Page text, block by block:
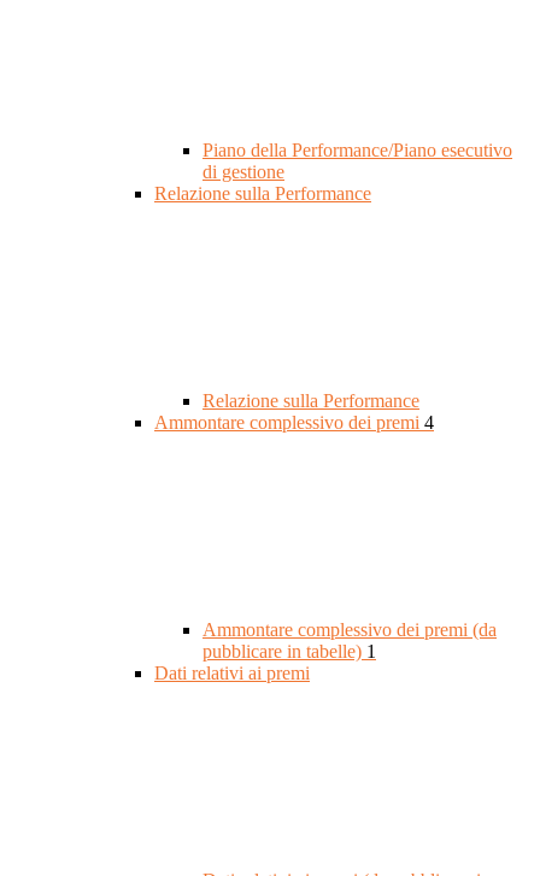
Piano della Performance/Piano esecutivo
di gestione
Relazione sulla Performance
Relazione sulla Performance
Ammontare complessivo dei premi 4
Ammontare complessivo dei premi (da
pubblicare in tabelle) 1
Dati relativi ai premi